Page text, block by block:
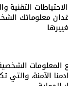
التقنية
معلوماتك
الآمنة، والتي